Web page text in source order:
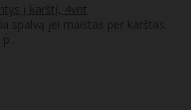
į karštį, 4vnt
spalvą jei maistas per karštas.